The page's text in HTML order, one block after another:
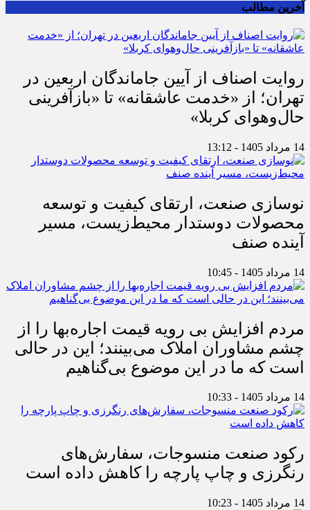
آخرین مطالب
روایت اصناف از آیین جاماندگان اربعین در
تهران؛ از «خدمت عاشقانه» تا «بازآفرینی
حال‌وهوای کربلا»
14 مرداد 1405 - 13:12
نوسازی صنعت، ارتقای کیفیت و توسعه
محصولات دوستدار محیط‌زیست، مسیر
آینده صنف
14 مرداد 1405 - 10:45
مردم افزایش بی رویه قیمت اجاره‌بها را از
چشم مشاوران املاک می‌بینند؛ این در حالی
است که ما در این موضوع بی‌گناهیم
14 مرداد 1405 - 10:33
رکود صنعت منسوجات، سفارش‌های
رنگرزی و چاپ پارچه را کاهش داده است
14 مرداد 1405 - 10:23